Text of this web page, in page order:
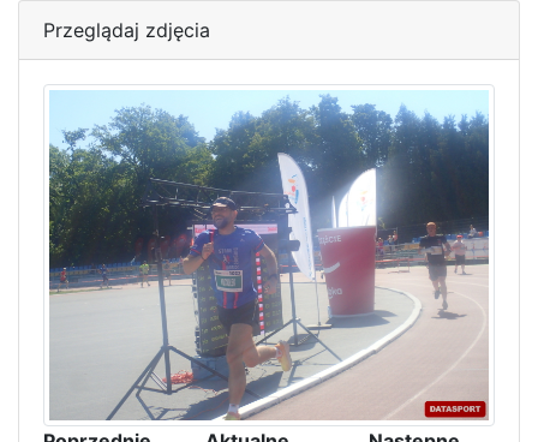
Przeglądaj zdjęcia